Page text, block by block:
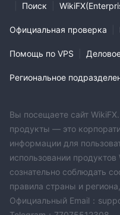
Поиск
Официальная проверка
Помощь по VPS
Региональное
Вы посещаете сайт
продукты — это
информации для
использовании
сознательно соблюдать
правила страны и
Официальный Email：